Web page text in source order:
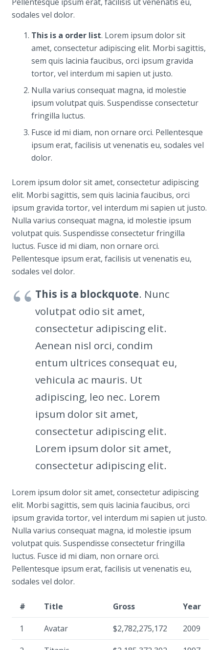
sodales vel dolor.
This is a order list. Lorem ipsum dolor sit
amet, consectetur adipiscing elit. Morbi sagittis,
sem quis lacinia faucibus, orci ipsum gravida
tortor, vel interdum mi sapien ut justo.
Nulla varius consequat magna, id molestie
ipsum volutpat quis. Suspendisse consectetur
fringilla luctus.
Fusce id mi diam, non ornare orci. Pellentesque
ipsum erat, facilisis ut venenatis eu, sodales vel
dolor.
Lorem ipsum dolor sit amet, consectetur adipiscing
elit. Morbi sagittis, sem quis lacinia faucibus, orci
ipsum gravida tortor, vel interdum mi sapien ut justo.
Nulla varius consequat magna, id molestie ipsum
volutpat quis. Suspendisse consectetur fringilla
luctus. Fusce id mi diam, non ornare orci.
Pellentesque ipsum erat, facilisis ut venenatis eu,
sodales vel dolor.
This is a blockquote. Nunc
volutpat odio sit amet,
consectetur adipiscing elit.
Aenean nisl orci, condim
entum ultrices consequat eu,
vehicula ac mauris. Ut
adipiscing, leo nec. Lorem
ipsum dolor sit amet,
consectetur adipiscing elit.
Lorem ipsum dolor sit amet,
consectetur adipiscing elit.
Lorem ipsum dolor sit amet, consectetur adipiscing
elit. Morbi sagittis, sem quis lacinia faucibus, orci
ipsum gravida tortor, vel interdum mi sapien ut justo.
Nulla varius consequat magna, id molestie ipsum
volutpat quis. Suspendisse consectetur fringilla
luctus. Fusce id mi diam, non ornare orci.
Pellentesque ipsum erat, facilisis ut venenatis eu,
sodales vel dolor.
# Title Gross Year
1 Avatar $2,782,275,172 2009